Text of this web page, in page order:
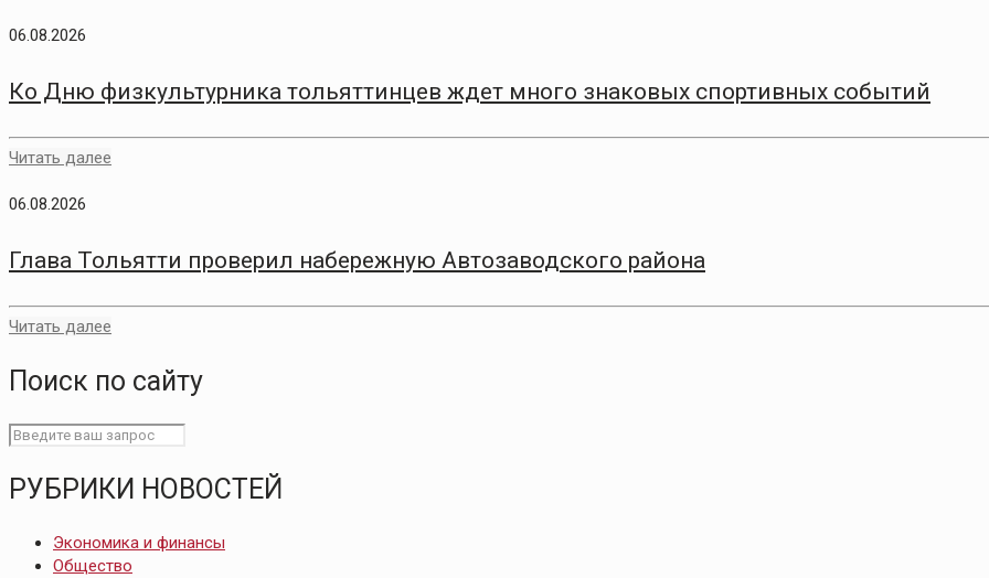
06.08.2026
Ко Дню физкультурника тольяттинцев ждет много знаковых спортивных событий
Читать далее
06.08.2026
Глава Тольятти проверил набережную Автозаводского района
Читать далее
Поиск по сайту
РУБРИКИ НОВОСТЕЙ
Экономика и финансы
Общество